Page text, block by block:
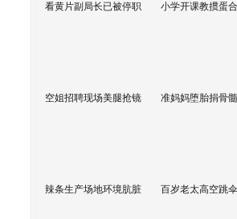
看黄片副局长已被停职 小学开课教掼蛋
空姐招聘现场美腿抢镜 准妈妈堕胎捐骨
辣条生产场地环境肮脏 百岁老太高空跳